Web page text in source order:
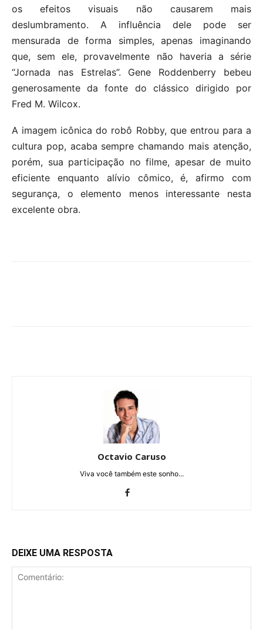
os efeitos visuais não causarem mais
deslumbramento. A influência dele pode ser
mensurada de forma simples, apenas imaginando
que, sem ele, provavelmente não haveria a série
“Jornada nas Estrelas”. Gene Roddenberry bebeu
generosamente da fonte do clássico dirigido por
Fred M. Wilcox.
A imagem icônica do robô Robby, que entrou para a
cultura pop, acaba sempre chamando mais atenção,
porém, sua participação no filme, apesar de muito
eficiente enquanto alívio cômico, é, afirmo com
segurança, o elemento menos interessante nesta
excelente obra.
Octavio Caruso
Viva você também este sonho...
DEIXE UMA RESPOSTA